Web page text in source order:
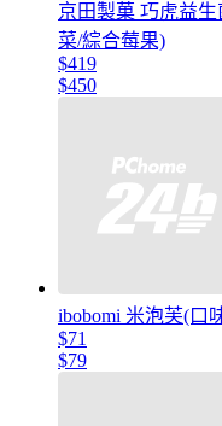
京田製菓 巧虎益
菜/綜合莓果)
$419
$450
ibobomi 米泡芙(口
$71
$79